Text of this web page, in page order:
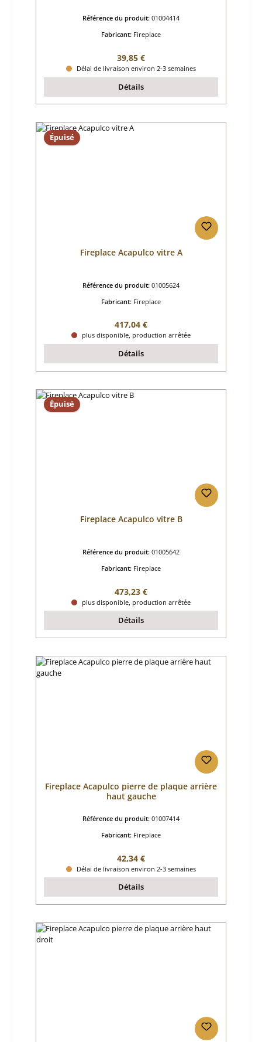
Référence du produit: 01004414
Fabricant: Fireplace
Prix régulier :
39,85 €
Délai de livraison environ 2-3 semaines
Détails
Épuisé
Fireplace Acapulco vitre A
Référence du produit: 01005624
Fabricant: Fireplace
Prix régulier :
417,04 €
plus disponible, production arrêtée
Détails
Épuisé
Fireplace Acapulco vitre B
Référence du produit: 01005642
Fabricant: Fireplace
Prix régulier :
473,23 €
plus disponible, production arrêtée
Détails
Fireplace Acapulco pierre de plaque arrière
haut gauche
Référence du produit: 01007414
Fabricant: Fireplace
Prix régulier :
42,34 €
Délai de livraison environ 2-3 semaines
Détails